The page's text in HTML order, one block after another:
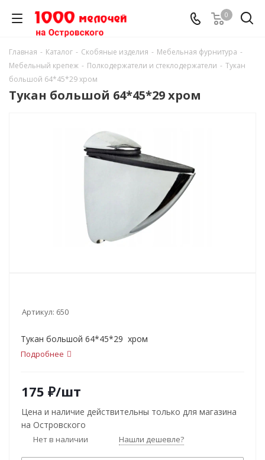
0
Главная - Каталог - Скобяные изделия - Мебельная фурнитура -
Мебельный крепеж - Полкодержатели и стеклодержатели - Тукан
большой 64*45*29 хром
Тукан большой 64*45*29 хром
Артикул: 650
Тукан большой 64*45*29 хром
Подробнее
175 ₽/шт
Цена и наличие действительны только для магазина
на Островского
Нет в наличии Нашли дешевле?